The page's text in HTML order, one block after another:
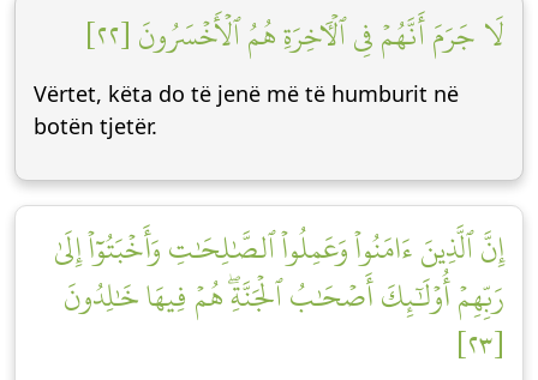
لَا جَرَمَ أَنَّهُمۡ فِي ٱلۡأٓخِرَةِ هُمُ ٱلۡأَخۡسَرُونَ [٢٢]
Vërtet, këta do të jenë më të humburit në
botën tjetër.
إِنَّ ٱلَّذِينَ ءَامَنُواْ وَعَمِلُواْ ٱلصَّٰلِحَٰتِ وَأَخۡبَتُوٓاْ إِلَىٰ
رَبِّهِمۡ أُوْلَٰٓئِكَ أَصۡحَٰبُ ٱلۡجَنَّةِۖ هُمۡ فِيهَا خَٰلِدُونَ
[٢٣]